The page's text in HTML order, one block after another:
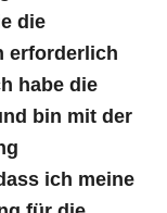
die
erforderlich
habe die
bin mit der
ich meine